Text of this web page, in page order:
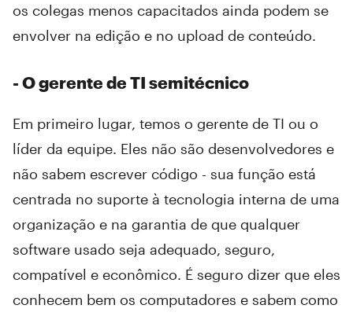
os colegas menos capacitados ainda podem se
envolver na edição e no upload de conteúdo.
- O gerente de TI semitécnico
Em primeiro lugar, temos o gerente de TI ou o
líder da equipe. Eles não são desenvolvedores e
não sabem escrever código - sua função está
centrada no suporte à tecnologia interna de uma
organização e na garantia de que qualquer
software usado seja adequado, seguro,
compatível e econômico. É seguro dizer que eles
conhecem bem os computadores e sabem como